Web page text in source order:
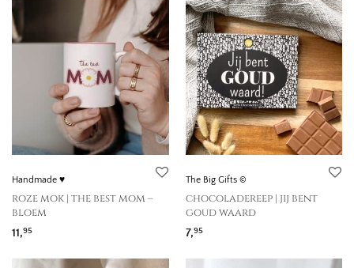
Handmade ♥
roze mok | the best mom –
bloem
11,95
The Big Gifts ©
chocoladereep | jij bent
goud waard
7,95